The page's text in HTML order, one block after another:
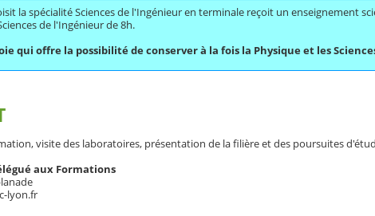
la spécialité Sciences de l'Ingénieur en terminale reçoit un enseignement
de l'Ingénieur de 8h.
qui offre la possibilité de conserver à la fois la Physique et les
visite des laboratoires, présentation de la filière et des poursuites
aux Formations
lyon.fr